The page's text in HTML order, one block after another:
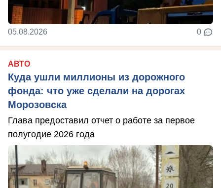
05.08.2026 0
АВТО
Куда ушли миллионы из дорожного
фонда: что уже сделали на дорогах
Морозовска
Глава предоставил отчет о работе за первое
полугодие 2026 года